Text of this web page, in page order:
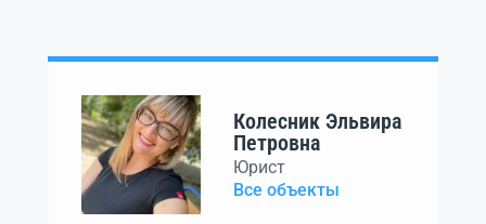
Колесник Эльвира
Петровна
Юрист
Все объекты